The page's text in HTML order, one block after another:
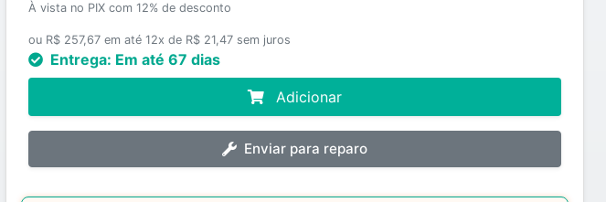
À vista no PIX com 12% de desconto
ou R$ 257,67 em até 12x de R$ 21,47 sem juros
Entrega: Em até 67 dias
Adicionar
Enviar para reparo